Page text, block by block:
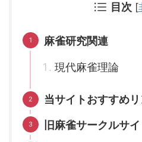
目次 [
麻雀研究関連
現代麻雀理論
当サイトおすすめリ
旧麻雀サークルサ